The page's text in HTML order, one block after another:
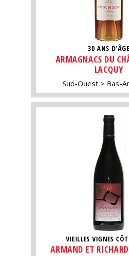
30 ANS D’ÂGE
ARMAGNACS DU
LACQUY
Sud-Ouest Bas-
VIEILLES VIGNES
ARMAND ET